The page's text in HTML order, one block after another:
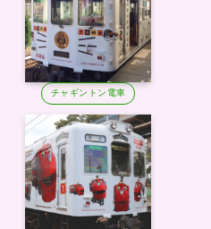
チャギントン電車